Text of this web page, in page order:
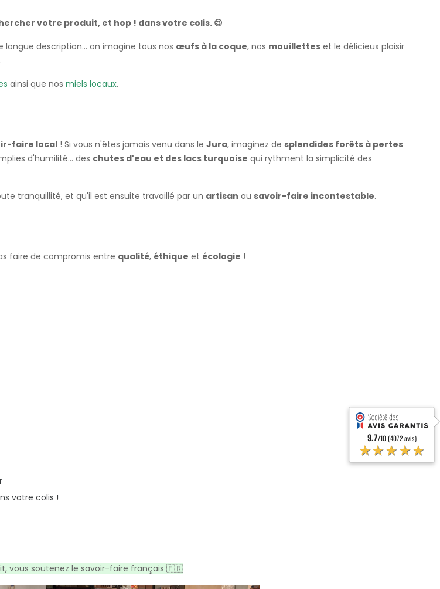
votre produit, et hop ! dans votre colis. 😍
longue description... on imagine tous nos œufs à la coque, nos mouillettes et le délicieux plaisir
ainsi que nos miels locaux.
faire local ! Si vous n'êtes jamais venu dans le Jura, imaginez de splendides forêts à pertes
d'humilité... des chutes d'eau et des lacs turquoise qui rythment la simplicité des
tranquillité, et qu'il est ensuite travaillé par un artisan au savoir-faire incontestable.
faire de compromis entre qualité, éthique et écologie !
votre colis !
vous soutenez le savoir-faire français 🇫🇷
9.7/10 (4072 avis)
★★★★★